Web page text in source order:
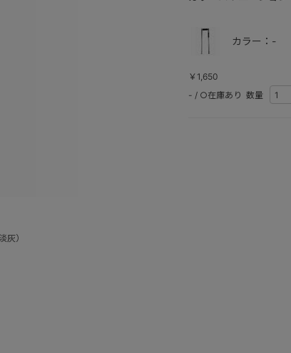
灰）
カラー：-
￥1,650
- / ○在庫あり 数量